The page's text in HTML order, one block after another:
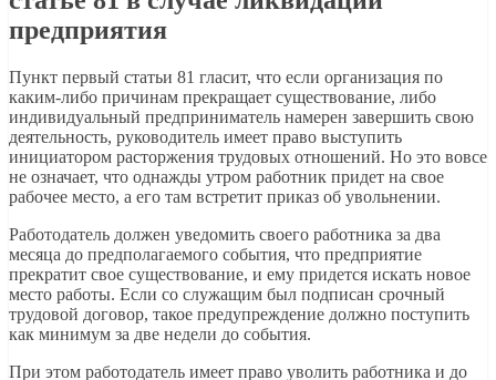
предприятия
Пункт первый статьи 81 гласит, что если организация по
каким-либо причинам прекращает существование, либо
индивидуальный предприниматель намерен завершить свою
деятельность, руководитель имеет право выступить
инициатором расторжения трудовых отношений. Но это вовсе
не означает, что однажды утром работник придет на свое
рабочее место, а его там встретит приказ об увольнении.
Работодатель должен уведомить своего работника за два
месяца до предполагаемого события, что предприятие
прекратит свое существование, и ему придется искать новое
место работы. Если со служащим был подписан срочный
трудовой договор, такое предупреждение должно поступить
как минимум за две недели до события.
При этом работодатель имеет право уволить работника и до